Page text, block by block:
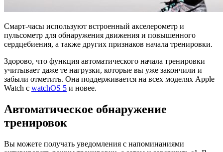
Смарт-часы используют встроенный акселерометр и
пульсометр для обнаружения движения и повышенного
сердцебиения, а также других признаков начала тренировки.
Здорово, что функция автоматического начала тренировки
учитывает даже те нагрузки, которые вы уже закончили и
забыли отметить. Она поддерживается на всех моделях Apple
Watch с watchOS 5 и новее.
Автоматическое обнаружение
тренировок
Вы можете получать уведомления с напоминаниями